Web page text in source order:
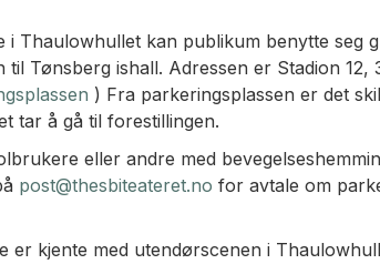
i Thaulowhullet kan publikum benytte seg
til Tønsberg ishall. Adressen er Stadion 12,
) Fra parkeringsplassen er det
tar å gå til forestillingen.
eller andre med
post@thesbiteateret.no for avtale om
er kjente med utendørscenen i